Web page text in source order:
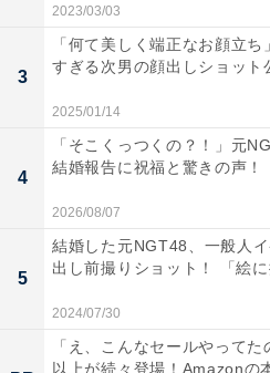
2023/03/03
3
「何て美しく端正なお顔立
すぎる次男の顔出しショット
2025/01/14
4
「そこくっつくの？！」元
結婚報告に祝福と驚きの声！
2026/08/07
5
結婚した元NGT48、一般人
出し前撮りショット！ 「絵
2024/07/30
「え、こんなセールやって
以上が続々登場！Amazonの